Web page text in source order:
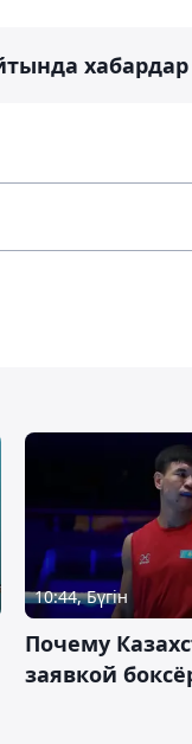
10:44, Бүгін
Почему
заявкой